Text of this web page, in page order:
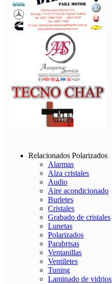
Relacionados Polarizados
Alarmas
Alza cristales
Audio
Aire acondicionado
Burletes
Cristales
Grabado de cristales
Lunetas
Polarizados
Parabrisas
Ventanillas
Ventiletes
Tuning
Laminado de vidrios